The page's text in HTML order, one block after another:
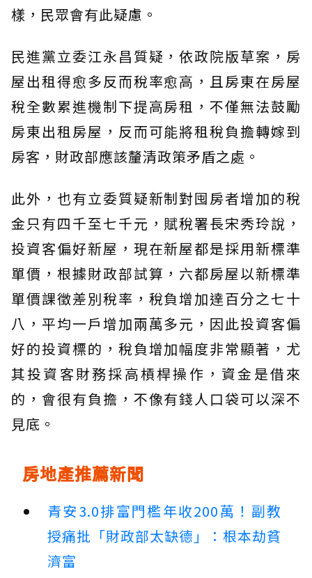
樣，民眾會有此疑慮。
民進黨立委江永昌質疑，依政院版草案，房
屋出租得愈多反而稅率愈高，且房東在房屋
稅全數累進機制下提高房租，不僅無法鼓勵
房東出租房屋，反而可能將租稅負擔轉嫁到
房客，財政部應該釐清政策矛盾之處。
此外，也有立委質疑新制對囤房者增加的稅
金只有四千至七千元，賦稅署長宋秀玲說，
投資客偏好新屋，現在新屋都是採用新標準
單價，根據財政部試算，六都房屋以新標準
單價課徵差別稅率，稅負增加達百分之七十
八，平均一戶增加兩萬多元，因此投資客偏
好的投資標的，稅負增加幅度非常顯著，尤
其投資客財務採高槓桿操作，資金是借來
的，會很有負擔，不像有錢人口袋可以深不
見底。
房地產推薦新聞
青安3.0排富門檻年收200萬！副教
授痛批「財政部太缺德」：根本劫貧
濟富